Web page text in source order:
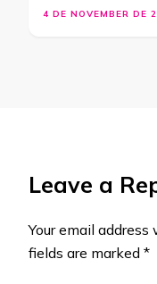
4 DE NOVEMBER DE
Leave a
Your email
fields are marked *